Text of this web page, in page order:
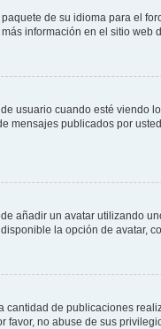
de su idioma para el
información en el sitio web
usuario cuando esté
mensajes publicados por
añadir un avatar utilizando
la opción de avatar,
de publicaciones
no abuse de sus